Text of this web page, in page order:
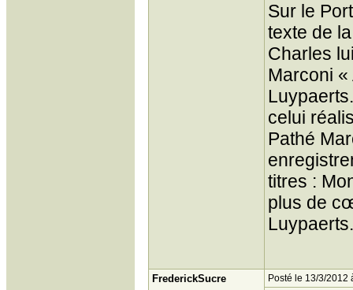
Sur le
texte de
Charles
Marconi «
celui
Pathé
titres :
plus de
Luypaerts.
FrederickSucre Posté le 13/3/2012